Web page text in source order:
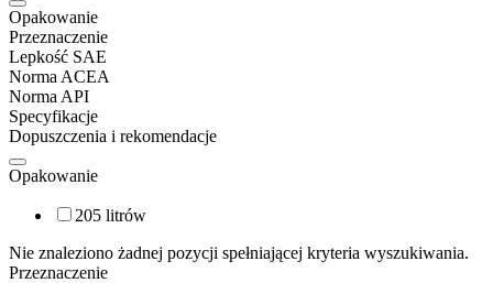
Opakowanie
Przeznaczenie
Lepkość SAE
Norma ACEA
Norma API
Specyfikacje
Dopuszczenia i rekomendacje
Opakowanie
205 litrów
Nie znaleziono żadnej pozycji spełniającej kryteria wyszukiwania.
Przeznaczenie